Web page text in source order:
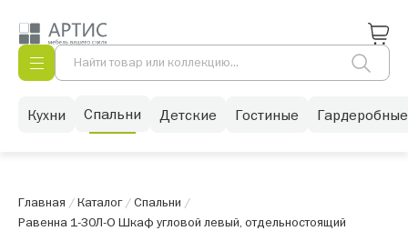
Кухни Спальни Детские Гостиные Гардеробные
Главная /Каталог/Спальни /
Равенна 1-30Л-О Шкаф угловой левый, отдельностоящий